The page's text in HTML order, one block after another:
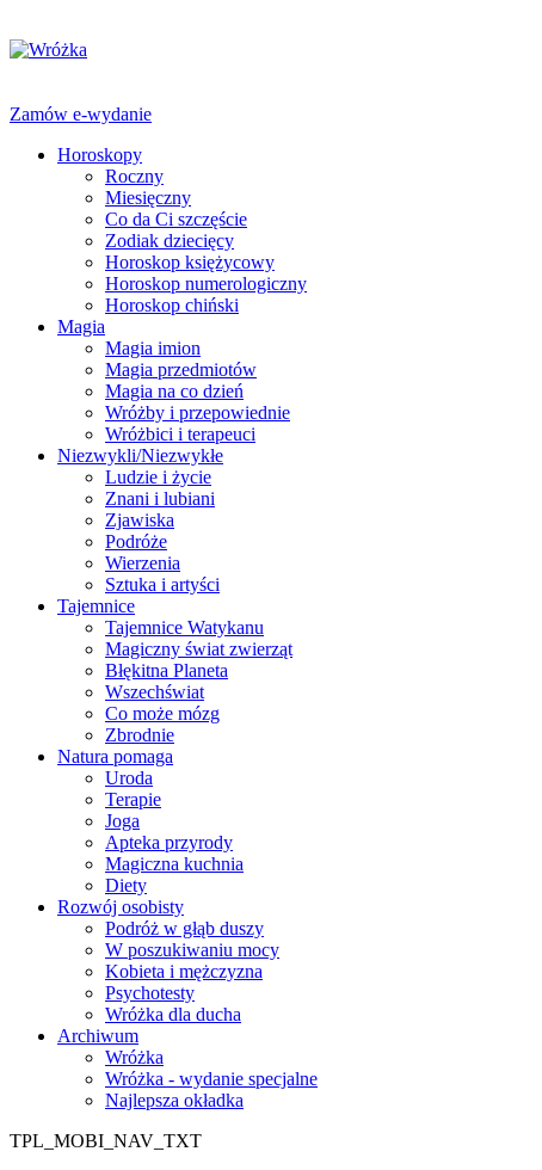
Zamów e-wydanie
Horoskopy
Roczny
Miesięczny
Co da Ci szczęście
Zodiak dziecięcy
Horoskop księżycowy
Horoskop numerologiczny
Horoskop chiński
Magia
Magia imion
Magia przedmiotów
Magia na co dzień
Wróżby i przepowiednie
Wróżbici i terapeuci
Niezwykli/Niezwykłe
Ludzie i życie
Znani i lubiani
Zjawiska
Podróże
Wierzenia
Sztuka i artyści
Tajemnice
Tajemnice Watykanu
Magiczny świat zwierząt
Błękitna Planeta
Wszechświat
Co może mózg
Zbrodnie
Natura pomaga
Uroda
Terapie
Joga
Apteka przyrody
Magiczna kuchnia
Diety
Rozwój osobisty
Podróż w głąb duszy
W poszukiwaniu mocy
Kobieta i mężczyzna
Psychotesty
Wróżka dla ducha
Archiwum
Wróżka
Wróżka - wydanie specjalne
Najlepsza okładka
TPL_MOBI_NAV_TXT